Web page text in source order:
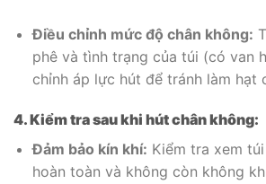
Điều chỉnh mức độ chân không:
phê và tình trạng của túi (có van
chỉnh áp lực hút để tránh làm hạt
4. Kiểm tra sau khi hút chân không:
Đảm bảo kín khí: Kiểm tra xem
hoàn toàn và không còn không